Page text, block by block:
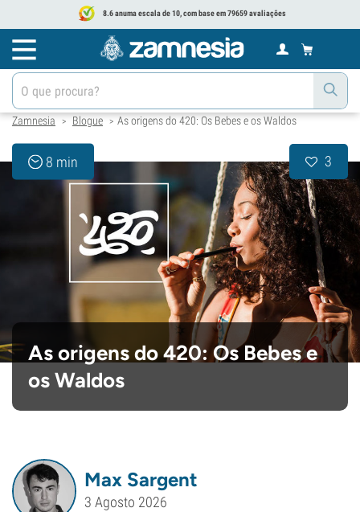
8.6 anuma escala de 10, com base em 79659 avaliações
Zamnesia > Blogue > As origens do 420: Os Bebes e os Waldos
8 min 3
As origens do 420: Os Bebes e
os Waldos
Max Sargent
3 Agosto 2026